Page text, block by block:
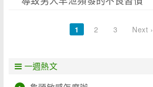
1 2 3 Next ›
一週熱文